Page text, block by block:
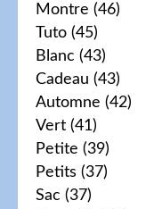
Montre (46)
Tuto (45)
Blanc (43)
Cadeau (43)
Automne (42)
Vert (41)
Petite (39)
Petits (37)
Sac (37)